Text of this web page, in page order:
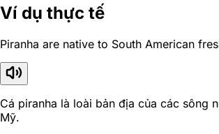
Ví dụ thực tế
Piranha are native to South American
Cá piranha là loài bản địa của các sông
Mỹ.